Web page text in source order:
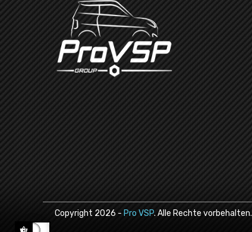
Copyright 2026 - Pro VSP. Alle Rechte vorbehalten.